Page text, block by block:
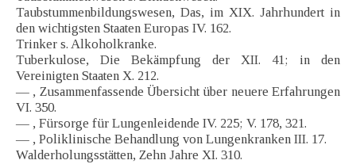
Taubstummenbildungswesen, Das, im XIX. Jahrhundert in
den wichtigsten Staaten Europas IV. 162.
Trinker s. Alkoholkranke.
Tuberkulose, Die Bekämpfung der XII. 41; in den
Vereinigten Staaten X. 212.
— , Zusammenfassende Übersicht über neuere Erfahrungen
VI. 350.
— , Fürsorge für Lungenleidende IV. 225; V. 178, 321.
— , Poliklinische Behandlung von Lungenkranken III. 17.
Walderholungsstätten, Zehn Jahre XI. 310.